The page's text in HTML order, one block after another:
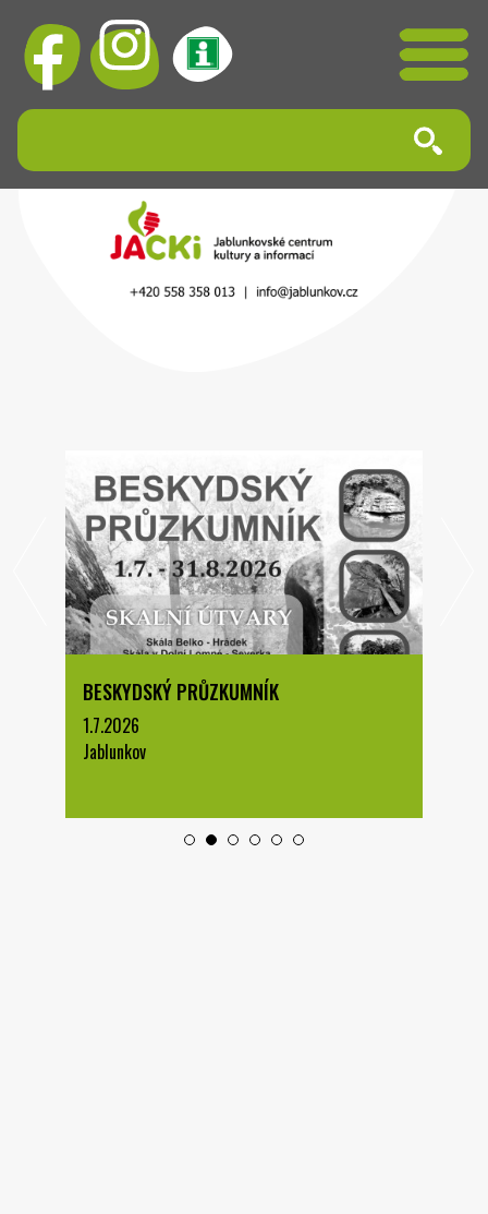
BESKYDSKÝ PRŮZKUMNÍK
1.7.2026
Jablunkov